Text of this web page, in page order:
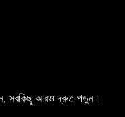
সবকিছু আরও দ্রুত পড়ুন।